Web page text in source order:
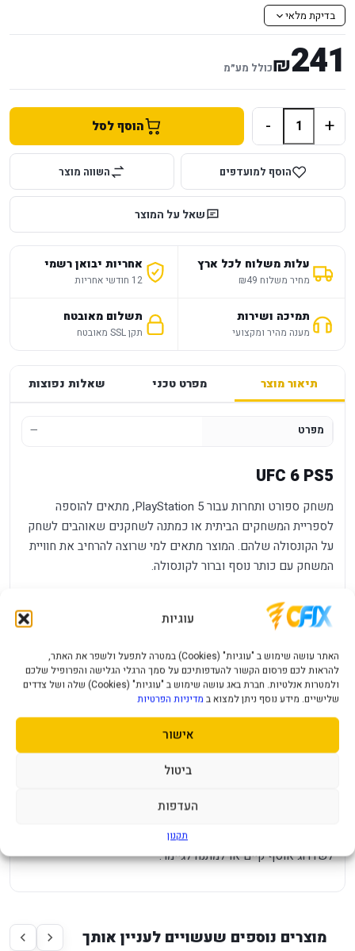
עוגיות
האתר עושה שימוש ב "עוגיות" (Cookies) במטרה לתפעל ולשפר את האתר,
להראות לכם פרסום הקשור להעדפותיכם על סמך הרגלי הגלישה והפרופיל שלכם
ולמטרות אנלטיות. חברת באג עושה שימוש ב "עוגיות" (Cookies) שלה ושל צדדים
שלישיים. מידע נוסף ניתן למצוא ב מדיניות הפרטיות
אישור
ביטול
העדפות
תקנון
בדיקת מלאי
241
₪כולל מע״מ
+
- הוסף לסל
הוסף למועדפים השווה מוצר
שאל על המוצר
עלות משלוח לכל ארץ
מחיר משלוח ₪49
אחריות יבואן רשמי
12 חודשי אחריות
תמיכה ושירות
מענה מהיר ומקצועי
תשלום מאובטח
תקן SSL מאובטח
תיאור מוצר מפרט טכני שאלות נפוצות
מפרט —
UFC 6 PS5
משחק ספורט ותחרות עבור PlayStation 5, מתאים להוספה
לספריית המשחקים הביתית או כמתנה לשחקנים שאוהבים לשחק
על הקונסולה שלהם. המוצר מתאים למי שרוצה להרחיב את חוויית
המשחק עם כותר נוסף וברור לקונסולה.
יתרונות מרכזיים
מיועד לקונסולת PlayStation 5 כפי שמופיע בשם המוצר.
מתאים למשחק ביתי, למשפחה, לחברים או לשחקן יחיד לפי
אופי המשחק.
בחירה נוחה למי שמעדיף לקנות משחק מוכן לשימוש מחנות
ישראלית.
שם המשחק והמהדורה נשמרים כפי שהם כדי שתהיה התאמה
מתאים לבעלי PlayStation 5 שמחפשים משחק נוסף לקונסולה,
לשדרוג אוסף קיים או למתנה לגיימר.
מוצרים נוספים שעשויים לעניין אותך